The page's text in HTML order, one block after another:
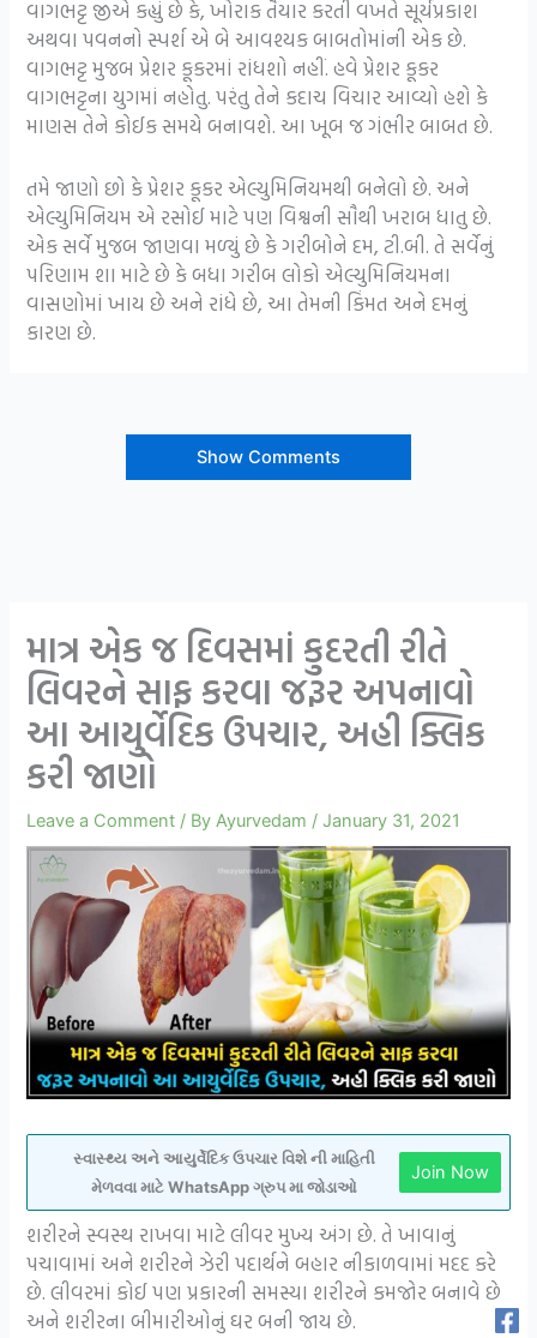
વાગભટ્ટ જીએ કહ્યું છે કે, ખોરાક તૈયાર કરતી વખતે સૂર્યપ્રકાશ
અથવા પવનનો સ્પર્શ એ બે આવશ્યક બાબતોમાંની એક છે.
વાગભટ્ટ મુજબ પ્રેશર કૂકરમાં રાંધશો નહીં. હવે પ્રેશર કૂકર
વાગભટ્ટના યુગમાં નહોતુ. પરંતુ તેને કદાચ વિચાર આવ્યો હશે કે
માણસ તેને કોઈક સમયે બનાવશે. આ ખૂબ જ ગંભીર બાબત છે.
તમે જાણો છો કે પ્રેશર કૂકર એલ્યુમિનિયમથી બનેલો છે. અને
એલ્યુમિનિયમ એ રસોઈ માટે પણ વિશ્વની સૌથી ખરાબ ધાતુ છે.
એક સર્વે મુજબ જાણવા મળ્યું છે કે ગરીબોને દમ, ટી.બી. તે સર્વેનું
પરિણામ શા માટે છે કે બધા ગરીબ લોકો એલ્યુમિનિયમના
વાસણોમાં ખાય છે અને રાંધે છે, આ તેમની કિંમત અને દમનું
કારણ છે.
Show Comments
માત્ર એક જ દિવસમાં કુદરતી રીતે
લિવરને સાફ કરવા જરૂર અપનાવો
આ આયુર્વેદિક ઉપચાર, અહી ક્લિક
કરી જાણો
Leave a Comment / By Ayurvedam /January 31, 2021
સ્વાસ્થ્ય અને આયુર્વેદિક ઉપચાર વિશે ની માહિતી
મેળવવા માટે WhatsApp ગ્રુપ મા જોડાઓ
Join Now
શરીરને સ્વસ્થ રાખવા માટે લીવર મુખ્ય અંગ છે. તે ખાવાનું
પચાવામાં અને શરીરને ઝેરી પદાર્થને બહાર નીકાળવામાં મદદ કરે
છે. લીવરમાં કોઈ પણ પ્રકારની સમસ્યા શરીરને કમજોર બનાવે છે
અને શરીરના બીમારીઓનું ઘર બની જાય છે.